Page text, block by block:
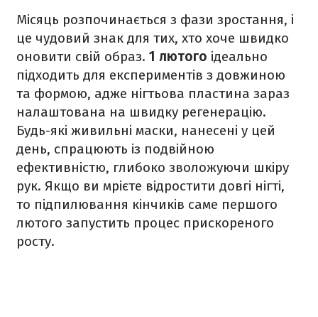
Місяць розпочинається з фази зростання, і
це чудовий знак для тих, хто хоче швидко
оновити свій образ. 1 лютого ідеально
підходить для експериментів з довжиною
та формою, адже нігтьова пластина зараз
налаштована на швидку регенерацію.
Будь-які живильні маски, нанесені у цей
день, спрацюють із подвійною
ефективністю, глибоко зволожуючи шкіру
рук. Якщо ви мрієте відростити довгі нігті,
то підпилювання кінчиків саме першого
лютого запустить процес прискореного
росту.